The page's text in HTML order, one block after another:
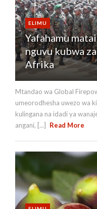
ELIMU
Yafahamu
nguvu kubwa
Afrika
Mtandao wa Global
umeorodhesha uwezo wa
kulingana na idadi ya
angani, [...]
Read More